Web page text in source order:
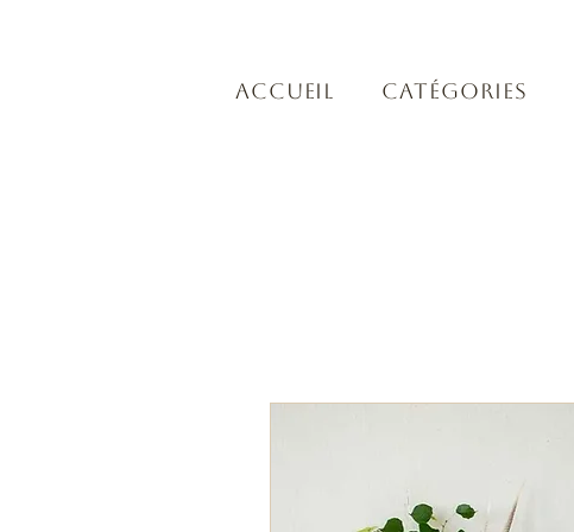
Accueil Catégories